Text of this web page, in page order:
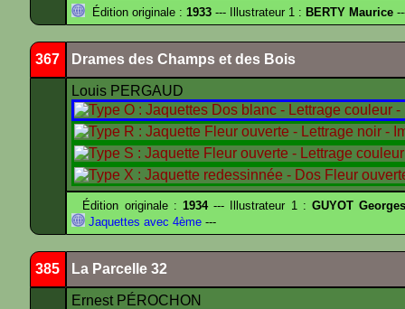
Édition originale : 1933 --- Illustrateur 1 : BERTY Maurice
367 Drames des Champs et des Bois
Louis PERGAUD
Édition originale : 1934--- Illustrateur 1 : GUYOT
Jaquettes avec 4ème ---
385 La Parcelle 32
Ernest PÉROCHON